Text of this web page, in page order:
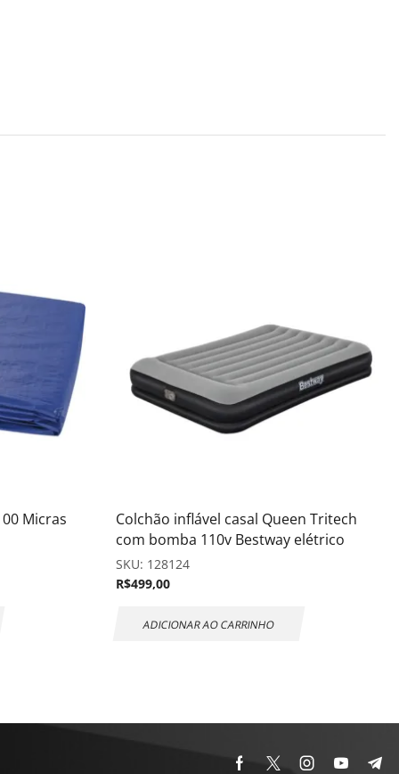
Micras
Colchão inflável casal Queen Tritech
com bomba 110v Bestway elétrico
SKU: 128124
R$499,00
ADICIONAR AO CARRINHO